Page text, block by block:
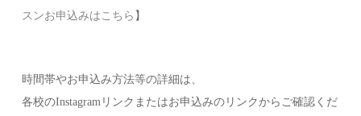
スンお申込みはこちら 】
時間帯やお申込み方法等の詳細は、
各校のInstagramリンクまたはお申込みのリンクからご確認くだ